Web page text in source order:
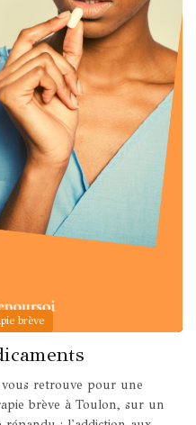
brève
vous retrouve pour une
brève à Toulon, sur un